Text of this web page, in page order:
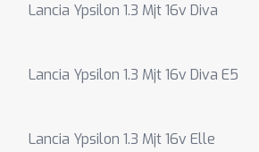
Lancia Ypsilon 1.3 Mjt 16v Diva
Lancia Ypsilon 1.3 Mjt 16v Diva E5
Lancia Ypsilon 1.3 Mjt 16v Elle